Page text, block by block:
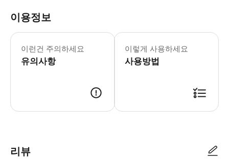
이용정보
이런건 주의하세요
유의사항
• 본 체험은 현지 가족의 집에서 진행
이렇게 사용하세요
사용방법
리뷰